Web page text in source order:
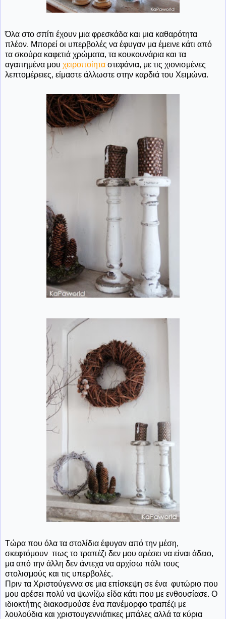
Όλα στο σπίτι έχουν μια φρεσκάδα και μια καθαρότητα
πλέον. Μπορεί οι υπερβολές να έφυγαν μα έμεινε κάτι από
τα σκούρα καφετιά χρώματα, τα κουκουνάρια και τα
αγαπημένα μου χειροποίητα στεφάνια, με τις χιονισμένες
λεπτομέρειες, είμαστε άλλωστε στην καρδιά του Χειμώνα.
Τώρα που όλα τα στολίδια έφυγαν από την μέση,
σκεφτόμουν πως το τραπέζι δεν μου αρέσει να είναι άδειο,
μα από την άλλη δεν άντεχα να αρχίσω πάλι τους
στολισμούς και τις υπερβολές.
Πριν τα Χριστούγεννα σε μια επίσκεψη σε ένα φυτώριο που
μου αρέσει πολύ να ψωνίζω είδα κάτι που με ενθουσίασε. Ο
ιδιοκτήτης διακοσμούσε ένα πανέμορφο τραπέζι με
λουλούδια και χριστουγεννιάτικες μπάλες αλλά τα κύρια